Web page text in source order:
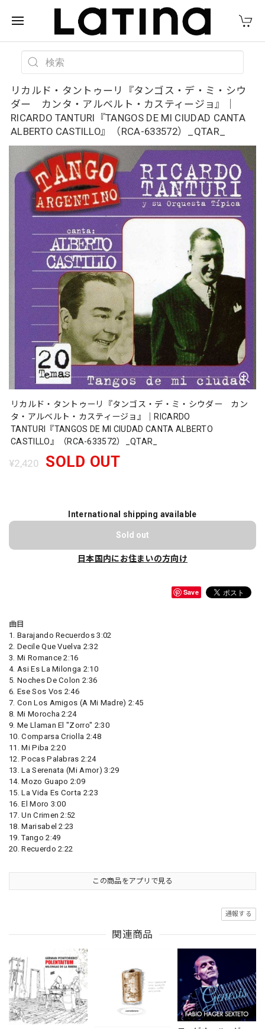
リカルド・タントゥーリ『タンゴス・デ・ミ・シウ
ダー カンタ・アルベルト・カスティージョ』｜
RICARDO TANTURI『TANGOS DE MI CIUDAD CANTA
ALBERTO CASTILLO』（RCA-633572）_QTAR_
リカルド・タントゥーリ『タンゴス・デ・ミ・シウダー カン
タ・アルベルト・カスティージョ』｜RICARDO
TANTURI『TANGOS DE MI CIUDAD CANTA ALBERTO
CASTILLO』（RCA-633572）_QTAR_
¥2,420 SOLD OUT
International shipping available
Sold out
日本国内にお住まいの方向け
Save
曲目
1. Barajando Recuerdos 3:02
2. Decile Que Vuelva 2:32
3. Mi Romance 2:16
4. Asi Es La Milonga 2:10
5. Noches De Colon 2:36
6. Ese Sos Vos 2:46
7. Con Los Amigos (A Mi Madre) 2:45
8. Mi Morocha 2:24
9. Me Llaman El "Zorro" 2:30
10. Comparsa Criolla 2:48
11. Mi Piba 2:20
12. Pocas Palabras 2:24
13. La Serenata (Mi Amor) 3:29
14. Mozo Guapo 2:09
15. La Vida Es Corta 2:23
16. El Moro 3:00
17. Un Crimen 2:52
18. Marisabel 2:23
19. Tango 2:49
20. Recuerdo 2:22
この商品をアプリで見る
通報する
関連商品